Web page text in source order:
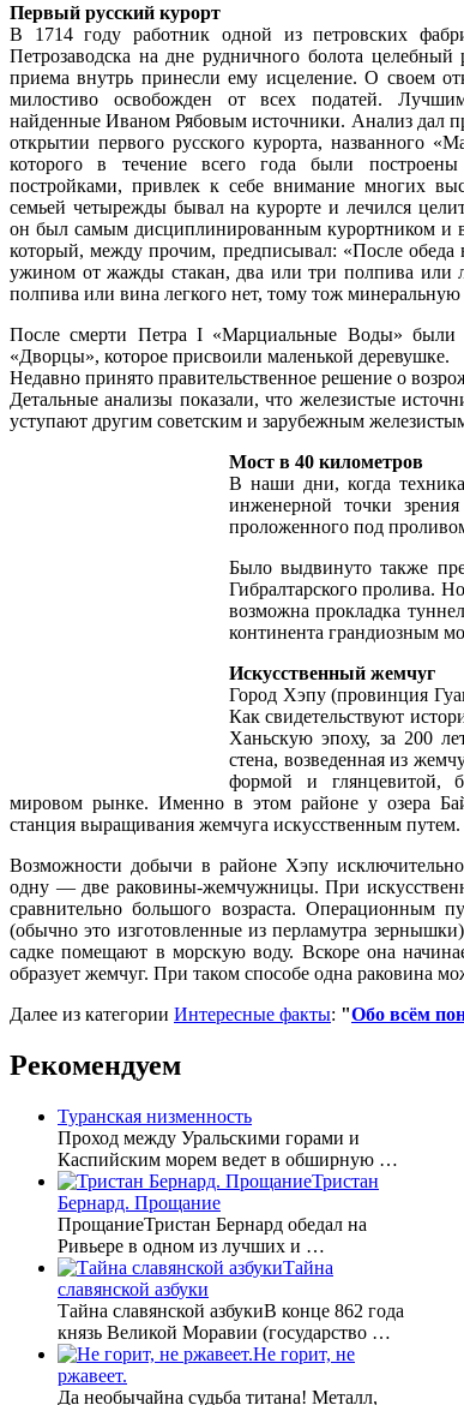
Первый русский курорт
В 1714 году работник одной из петровских
Петрозаводска на дне рудничного болота
приема внутрь принесли ему исцеление. О своем
милостиво освобожден от всех податей.
найденные Иваном Рябовым источники. Анализ дал
открытии первого русского курорта, названного
которого в течение всего года были
постройками, привлек к себе внимание многих
семьей четырежды бывал на курорте и лечился
он был самым дисциплинированным курортником и
который, между прочим, предписывал: «После обеда
ужином от жажды стакан, два или три полпива или
полпива или вина легкого нет, тому тож
После смерти Петра I «Марциальные Воды» были
«Дворцы», которое присвоили маленькой деревушке.
Недавно принято правительственное решение о
Детальные анализы показали, что железистые
уступают другим советским и зарубежным
Мост в 40 километров
В наши дни, когда техника
инженерной точки
проложенного под
Было выдвинуто также
Гибралтарского пролива.
возможна прокладка
континента грандиозным
Искусственный жемчуг
Город Хэпу (провинция
Как свидетельствуют
Ханьскую эпоху, за 200
стена, возведенная из
формой и глянцевитой,
мировом рынке. Именно в этом районе у озера
станция выращивания жемчуга искусственным путем.
Возможности добычи в районе Хэпу
одну — две раковины-жемчужницы. При
сравнительно большого возраста.
(обычно это изготовленные из перламутра
садке помещают в морскую воду. Вскоре она
образует жемчуг. При таком способе одна раковина
Далее из категории Интересные факты: "Обо всём
Рекомендуем
Туранская низменность
Проход между Уральскими горами и
Каспийским морем ведет в обширную …
Тристан
Бернард. Прощание
ПрощаниеТристан Бернард обедал на
Ривьере в одном из лучших и …
Тайна
славянской азбуки
Тайна славянской азбукиВ конце 862 года
князь Великой Моравии (государство …
Не горит, не
ржавеет.
Да необычайна судьба титана! Металл,